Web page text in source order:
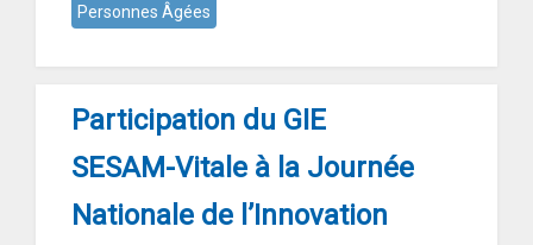
Personnes Âgées
Participation du GIE
SESAM-Vitale à la Journée
Nationale de l’Innovation